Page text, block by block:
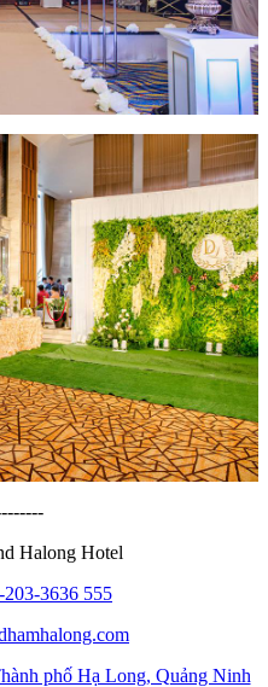
Halong Hotel
3636 555
phố Hạ Long, Quảng Ninh